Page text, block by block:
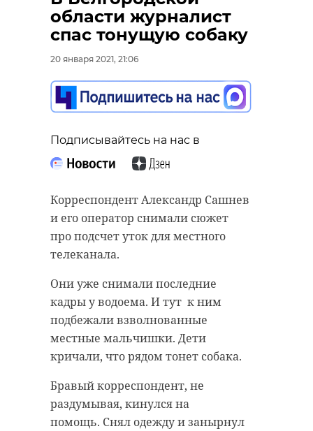
области журналист
спас тонущую собаку
20 января 2021, 21:06
Подписывайтесь на нас в
Корреспондент Александр Сашнев
и его оператор снимали сюжет
про подсчет уток для местного
телеканала.
Они уже снимали последние
кадры у водоема. И тут к ним
подбежали взволнованные
местные мальчишки. Дети
кричали, что рядом тонет собака.
Бравый корреспондент, не
раздумывая, кинулся на
помощь. Снял одежду и занырнул